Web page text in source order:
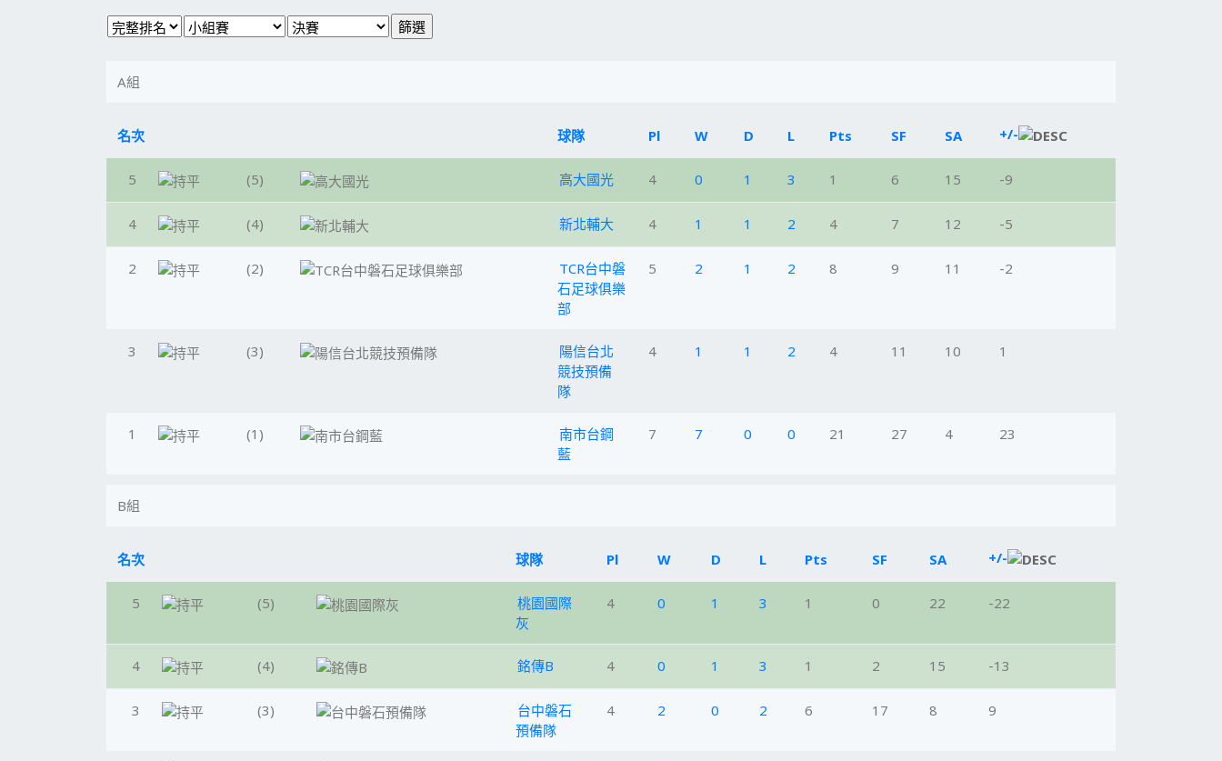
A組
名次 球隊 Pl W D L Pts SF SA +/-
5 (5) 高大國光 4 0 1 3 1 6 15 -9
4 (4) 新北輔大 4 1 1 2 4 7 12 -5
2 (2)
TCR台中磐
石足球俱樂
部
5 2 1 2 8 9 11 -2
3 (3)
陽信台北
競技預備
隊
4 1 1 2 4 11 10 1
1 (1)
南市台鋼
藍
7 7 0 0 21 27 4 23
B組
名次 球隊 Pl W D L Pts SF SA +/-
5 (5)
桃園國際
灰
4 0 1 3 1 0 22 -22
4 (4) 銘傳B 4 0 1 3 1 2 15 -13
3 (3)
台中磐石
預備隊
4 2 0 2 6 17 8 9